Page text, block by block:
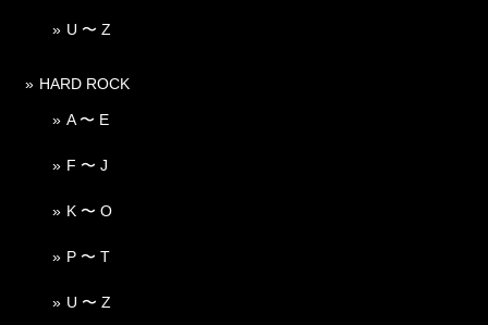
U 〜 Z
HARD ROCK
A 〜 E
F 〜 J
K 〜 O
P 〜 T
U 〜 Z